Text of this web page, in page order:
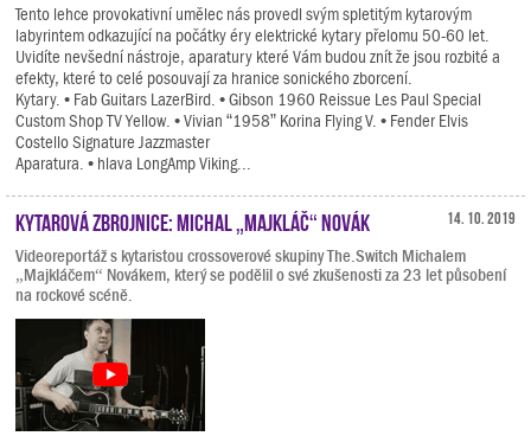
Tento lehce provokativní umělec nás provedl svým spletitým kytarovým
labyrintem odkazující na počátky éry elektrické kytary přelomu 50-60 let.
Uvidíte nevšední nástroje, aparatury které Vám budou znít že jsou rozbité a
efekty, které to celé posouvají za hranice sonického zborcení.
Kytary. • Fab Guitars LazerBird. • Gibson 1960 Reissue Les Paul Special
Custom Shop TV Yellow. • Vivian “1958” Korina Flying V. • Fender Elvis
Costello Signature Jazzmaster
Aparatura. • hlava LongAmp Viking...
14. 10. 2019
Kytarová zbrojnice: Michal „Majkláč“ Novák
Videoreportáž s kytaristou crossoverové skupiny The.Switch Michalem
„Majkláčem“ Novákem, který se podělil o své zkušenosti za 23 let působení
na rockové scéně.